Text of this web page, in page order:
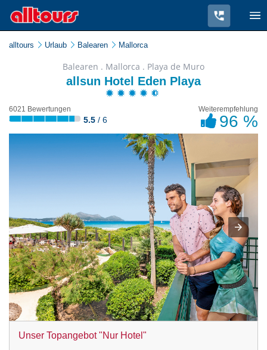
alltours Urlaub Balearen Mallorca
Balearen . Mallorca . Playa de Muro
allsun Hotel Eden Playa
6021 Bewertungen
5.5 / 6
Weiterempfehlung
96 %
Unser Topangebot "Nur Hotel"